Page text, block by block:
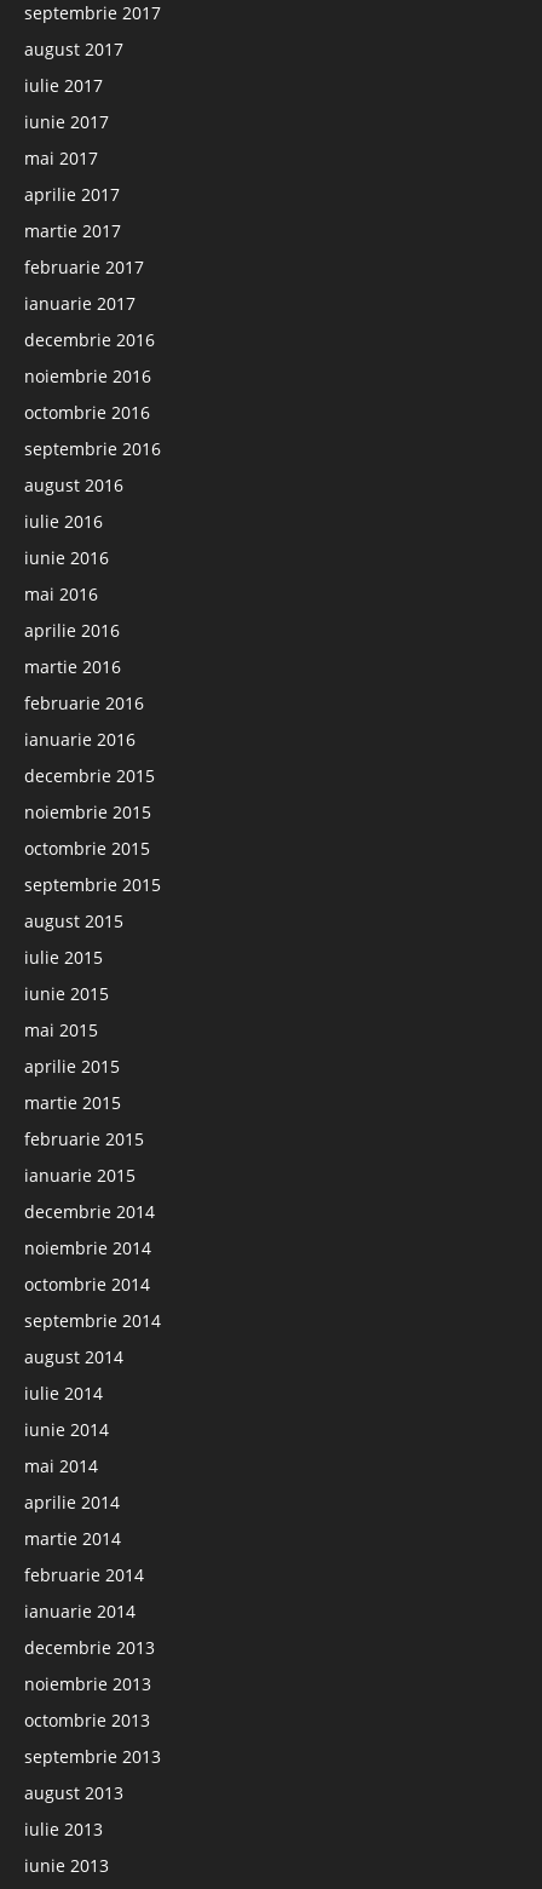
septembrie 2017
august 2017
iulie 2017
iunie 2017
mai 2017
aprilie 2017
martie 2017
februarie 2017
ianuarie 2017
decembrie 2016
noiembrie 2016
octombrie 2016
septembrie 2016
august 2016
iulie 2016
iunie 2016
mai 2016
aprilie 2016
martie 2016
februarie 2016
ianuarie 2016
decembrie 2015
noiembrie 2015
octombrie 2015
septembrie 2015
august 2015
iulie 2015
iunie 2015
mai 2015
aprilie 2015
martie 2015
februarie 2015
ianuarie 2015
decembrie 2014
noiembrie 2014
octombrie 2014
septembrie 2014
august 2014
iulie 2014
iunie 2014
mai 2014
aprilie 2014
martie 2014
februarie 2014
ianuarie 2014
decembrie 2013
noiembrie 2013
octombrie 2013
septembrie 2013
august 2013
iulie 2013
iunie 2013